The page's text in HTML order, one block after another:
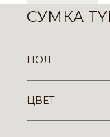
СУМКА
ПОЛ
ЦВЕТ